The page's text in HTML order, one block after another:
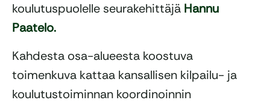
koulutuspuolelle seurakehittäjä Hannu
Paatelo.
Kahdesta osa-alueesta koostuva
toimenkuva kattaa kansallisen kilpailu- ja
koulutustoiminnan koordinoinnin